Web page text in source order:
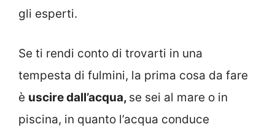
gli esperti.
Se ti rendi conto di trovarti in una
tempesta di fulmini, la prima cosa da fare
è uscire dall’acqua, se sei al mare o in
piscina, in quanto l’acqua conduce